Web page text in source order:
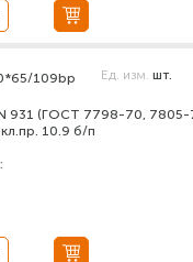
931 (ГОСТ 7798-70, 7805-
10.9 б/п
109bp Ед. изм. шт.